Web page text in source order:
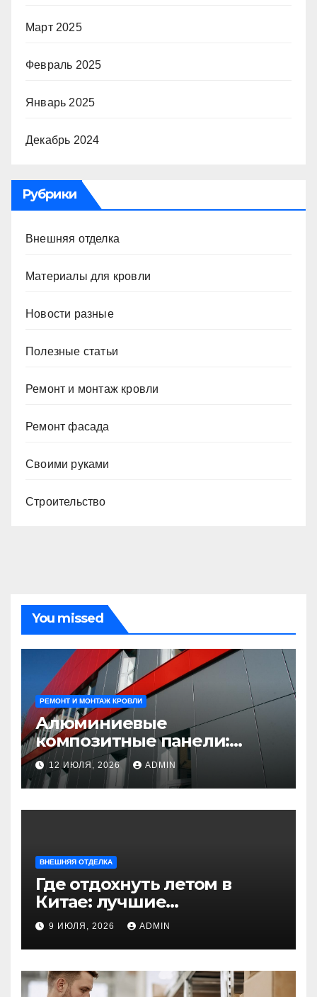
Март 2025
Февраль 2025
Январь 2025
Декабрь 2024
Рубрики
Внешняя отделка
Материалы для кровли
Новости разные
Полезные статьи
Ремонт и монтаж кровли
Ремонт фасада
Своими руками
Строительство
You missed
РЕМОНТ И МОНТАЖ КРОВЛИ
Алюминиевые
композитные панели:
универсальное решение
для современного
строительства и дизайна
12 ИЮЛЯ, 2026 ADMIN
ВНЕШНЯЯ ОТДЕЛКА
Где отдохнуть летом в
Китае: лучшие
направления для
незабываемого
путешествия
9 ИЮЛЯ, 2026 ADMIN